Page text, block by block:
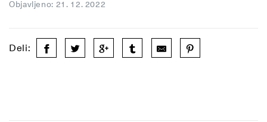
Objavljeno: 21. 12. 2022
Deli: